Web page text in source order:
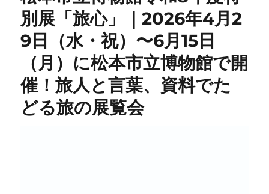
別展「旅心」｜2026年4月2
9日（水・祝）〜6月15日
（月）に松本市立博物館で開
催！旅人と言葉、資料でた
どる旅の展覧会